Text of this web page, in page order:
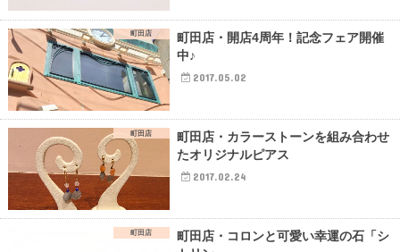
町田店
町田店・開店4周年！記念フェア開催
中♪
2017.05.02
町田店
町田店・カラーストーンを組み合わせ
たオリジナルピアス
2017.02.24
町田店
町田店・コロンと可愛い幸運の石「シ